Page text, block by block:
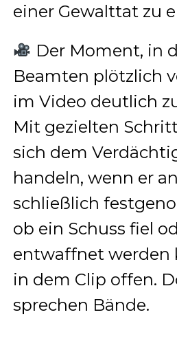
einer Gewalttat zu
Der Moment, in
Beamten plötzlich
im Video deutlich
Mit gezielten
sich dem
handeln, wenn er
schließlich
ob ein Schuss fiel
entwaffnet werden
in dem Clip offen.
sprechen Bände.